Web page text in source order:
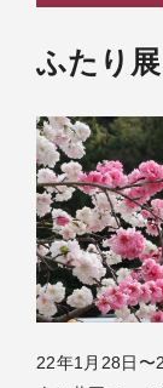
ふたり展
22年1月28日〜